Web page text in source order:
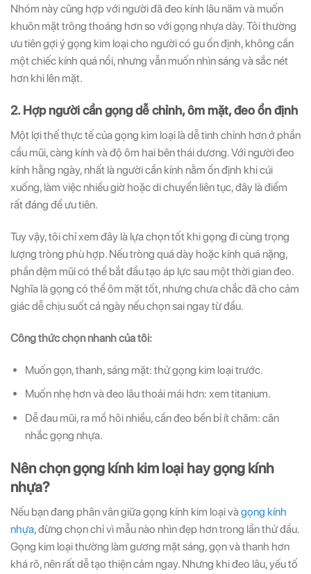
Nhóm này cũng hợp với người đã đeo kính lâu năm và muốn
khuôn mặt trông thoáng hơn so với gọng nhựa dày. Tôi thường
ưu tiên gợi ý gọng kim loại cho người có gu ổn định, không cần
một chiếc kính quá nổi, nhưng vẫn muốn nhìn sáng và sắc nét
hơn khi lên mặt.
2. Hợp người cần gọng dễ chỉnh, ôm mặt, đeo ổn định
Một lợi thế thực tế của gọng kim loại là dễ tinh chỉnh hơn ở phần
cầu mũi, càng kính và độ ôm hai bên thái dương. Với người đeo
kính hằng ngày, nhất là người cần kính nằm ổn định khi cúi
xuống, làm việc nhiều giờ hoặc di chuyển liên tục, đây là điểm
rất đáng để ưu tiên.
Tuy vậy, tôi chỉ xem đây là lựa chọn tốt khi gọng đi cùng trọng
lượng tròng phù hợp. Nếu tròng quá dày hoặc kính quá nặng,
phần đệm mũi có thể bắt đầu tạo áp lực sau một thời gian đeo.
Nghĩa là gọng có thể ôm mặt tốt, nhưng chưa chắc đã cho cảm
giác dễ chịu suốt cả ngày nếu chọn sai ngay từ đầu.
Công thức chọn nhanh của tôi:
Muốn gọn, thanh, sáng mặt: thử gọng kim loại trước.
Muốn nhẹ hơn và đeo lâu thoải mái hơn: xem titanium.
Dễ đau mũi, ra mồ hôi nhiều, cần đeo bền bỉ ít chăm: cân
nhắc gọng nhựa.
Nên chọn gọng kính kim loại hay gọng kính
nhựa?
Nếu bạn đang phân vân giữa gọng kính kim loại vàgọng kính
nhựa, đừng chọn chỉ vì mẫu nào nhìn đẹp hơn trong lần thử đầu.
Gọng kim loại thường làm gương mặt sáng, gọn và thanh hơn
khá rõ, nên rất dễ tạo thiện cảm ngay. Nhưng khi đeo lâu, yếu tố